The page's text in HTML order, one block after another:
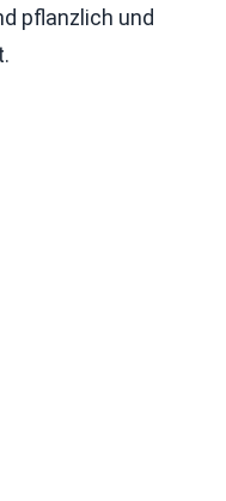
pflanzlich und